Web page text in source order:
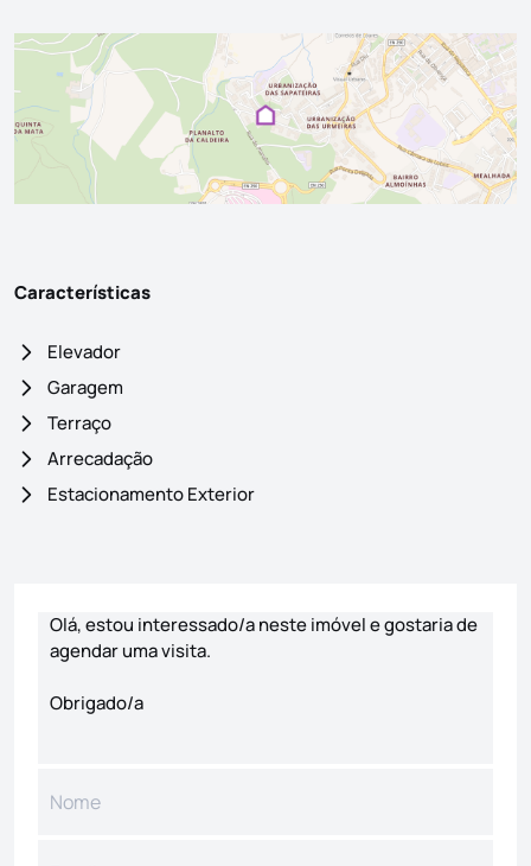
Características
Elevador
Garagem
Terraço
Arrecadação
Estacionamento Exterior